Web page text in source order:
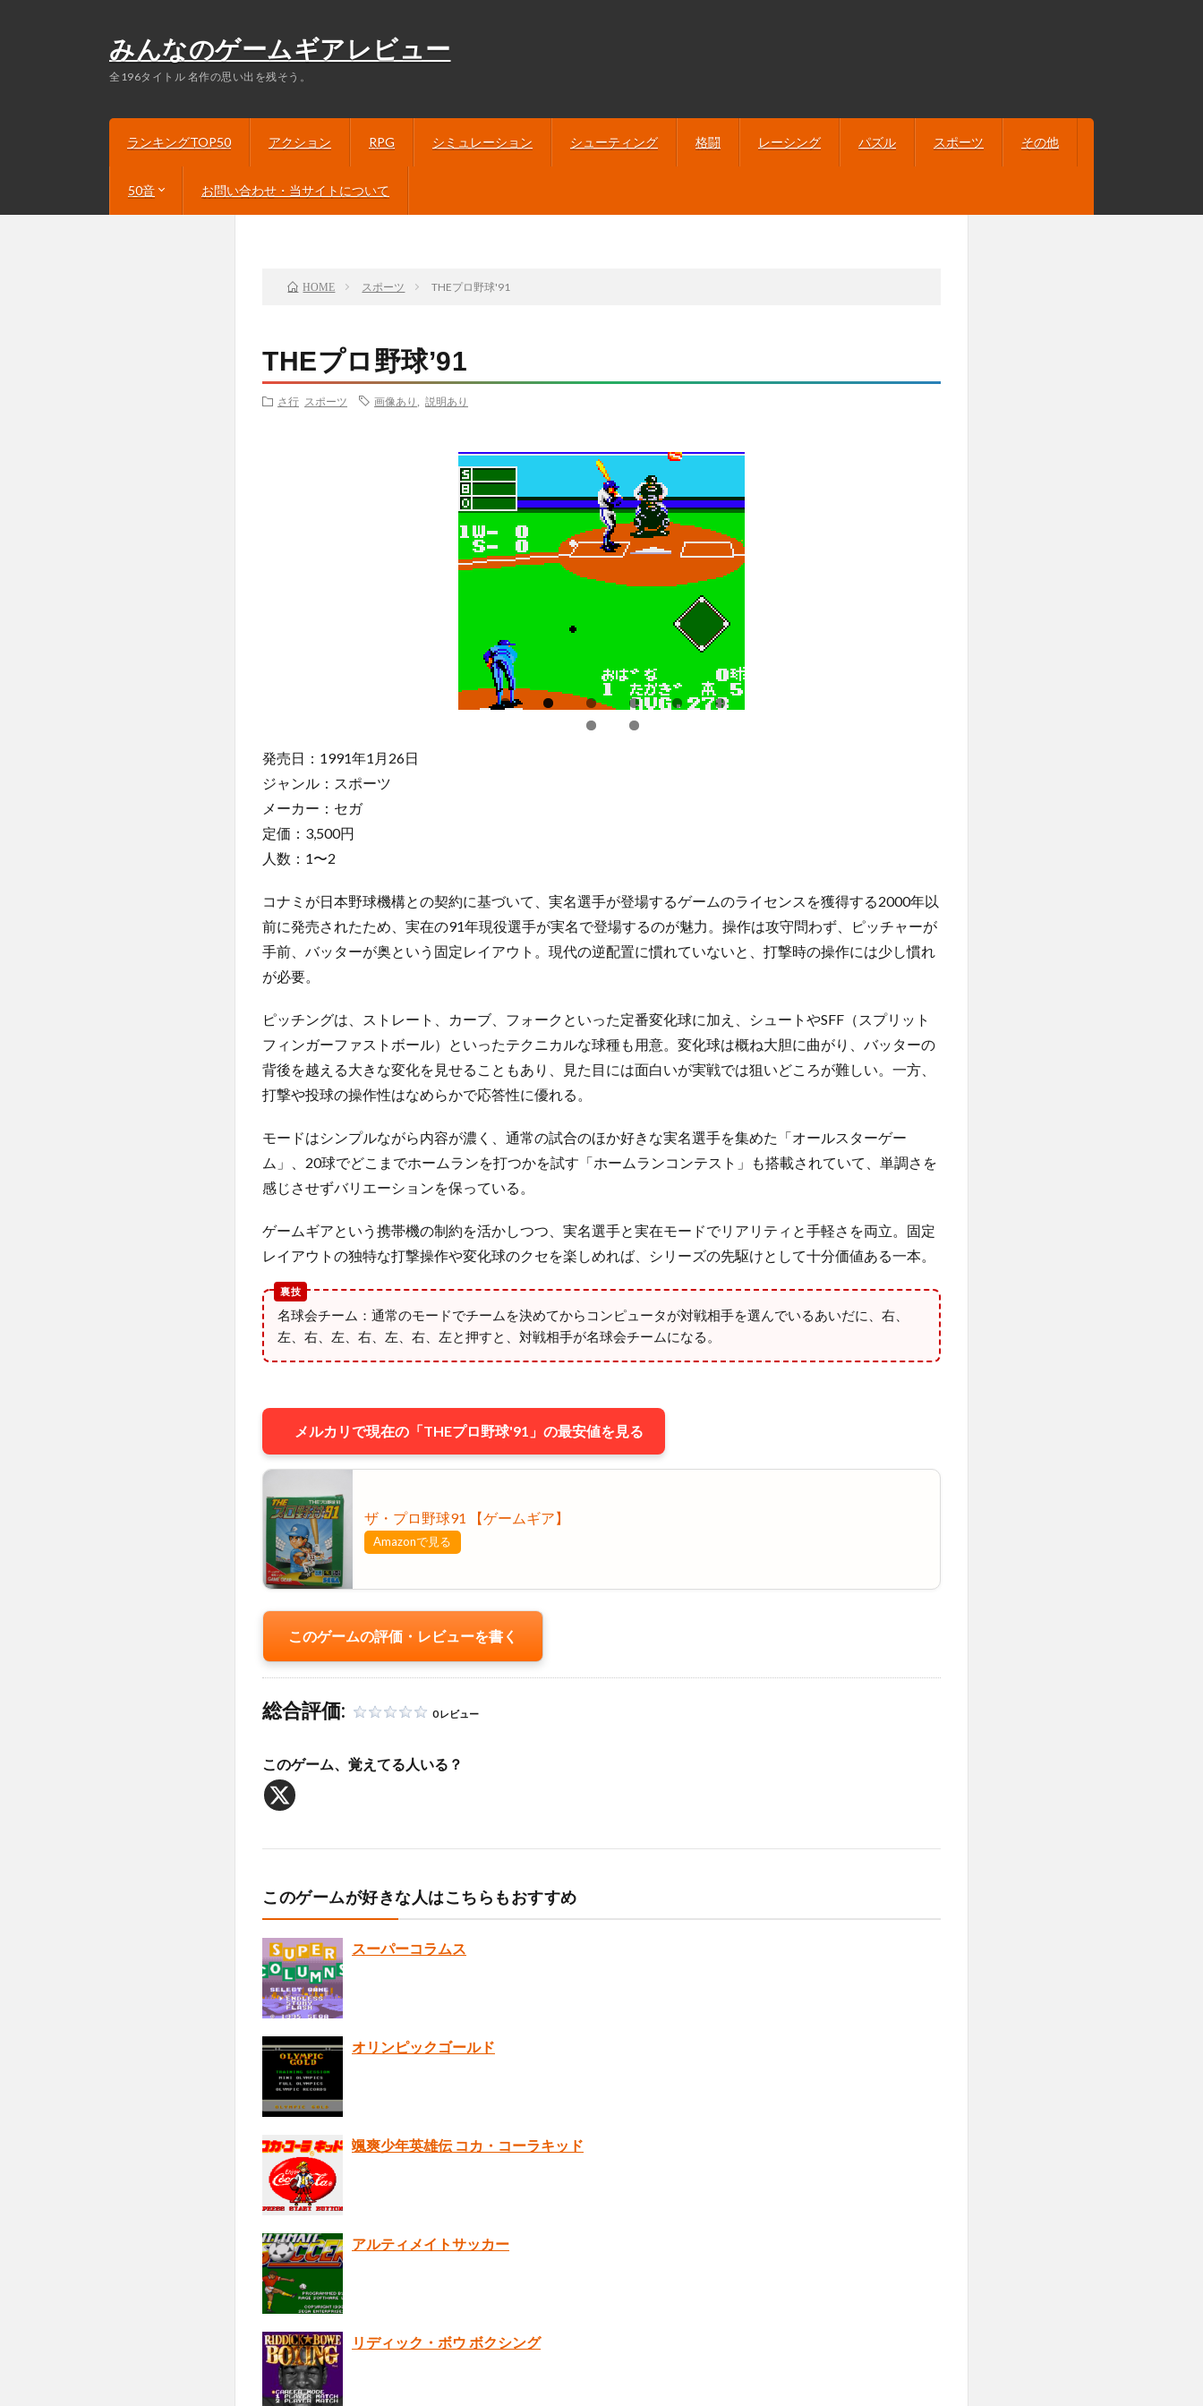
みんなのゲームギアレビュー
全196タイトル 名作の思い出を残そう。
ランキングTOP50 アクション RPG シミュレーション シューティング 格闘 レーシング パズル スポーツ その他
50音 お問い合わせ・当サイトについて
HOME スポーツ THEプロ野球'91
THEプロ野球’91
さ行 スポーツ 画像あり 説明あり
発売日：1991年1月26日
ジャンル：スポーツ
メーカー：セガ
定価：3,500円
人数：1〜2
コナミが日本野球機構との契約に基づいて、実名選手が登場するゲームのライセンスを獲得する2000年以
前に発売されたため、実在の91年現役選手が実名で登場するのが魅力。操作は攻守問わず、ピッチャーが
手前、バッターが奥という固定レイアウト。現代の逆配置に慣れていないと、打撃時の操作には少し慣れ
が必要。
ピッチングは、ストレート、カーブ、フォークといった定番変化球に加え、シュートやSFF（スプリット
フィンガーファストボール）といったテクニカルな球種も用意。変化球は概ね大胆に曲がり、バッターの
背後を越える大きな変化を見せることもあり、見た目には面白いが実戦では狙いどころが難しい。一方、
打撃や投球の操作性はなめらかで応答性に優れる。
モードはシンプルながら内容が濃く、通常の試合のほか好きな実名選手を集めた「オールスターゲー
ム」、20球でどこまでホームランを打つかを試す「ホームランコンテスト」も搭載されていて、単調さを
感じさせずバリエーションを保っている。
ゲームギアという携帯機の制約を活かしつつ、実名選手と実在モードでリアリティと手軽さを両立。固定
レイアウトの独特な打撃操作や変化球のクセを楽しめれば、シリーズの先駆けとして十分価値ある一本。
名球会チーム：通常のモードでチームを決めてからコンピュータが対戦相手を選んでいるあいだに、右、
左、右、左、右、左、右、左と押すと、対戦相手が名球会チームになる。
メルカリで現在の「THEプロ野球'91」の最安値を見る
ザ・プロ野球91 【ゲームギア】
Amazonで見る
このゲームの評価・レビューを書く
総合評価: 0 レビュー
このゲーム、覚えてる人いる？
このゲームが好きな人はこちらもおすすめ
スーパーコラムス
オリンピックゴールド
颯爽少年英雄伝 コカ・コーラキッド
アルティメイトサッカー
リディック・ボウ ボクシング